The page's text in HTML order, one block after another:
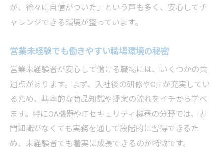
が、徐々に自信がついた」という声も多く、安心してチ
ャレンジできる環境が整っています。
営業未経験でも働きやすい職場環境の秘密
営業未経験者が安心して働ける職場には、いくつかの共
通点があります。まず、入社後の研修やOJTが充実してい
るため、基本的な商品知識や提案の流れをイチから学べ
ます。特にOA機器やITセキュリティ機器の分野では、専
門知識がなくても実務を通して段階的に習得できるた
め、未経験者でも着実に成長できるのが特徴です。